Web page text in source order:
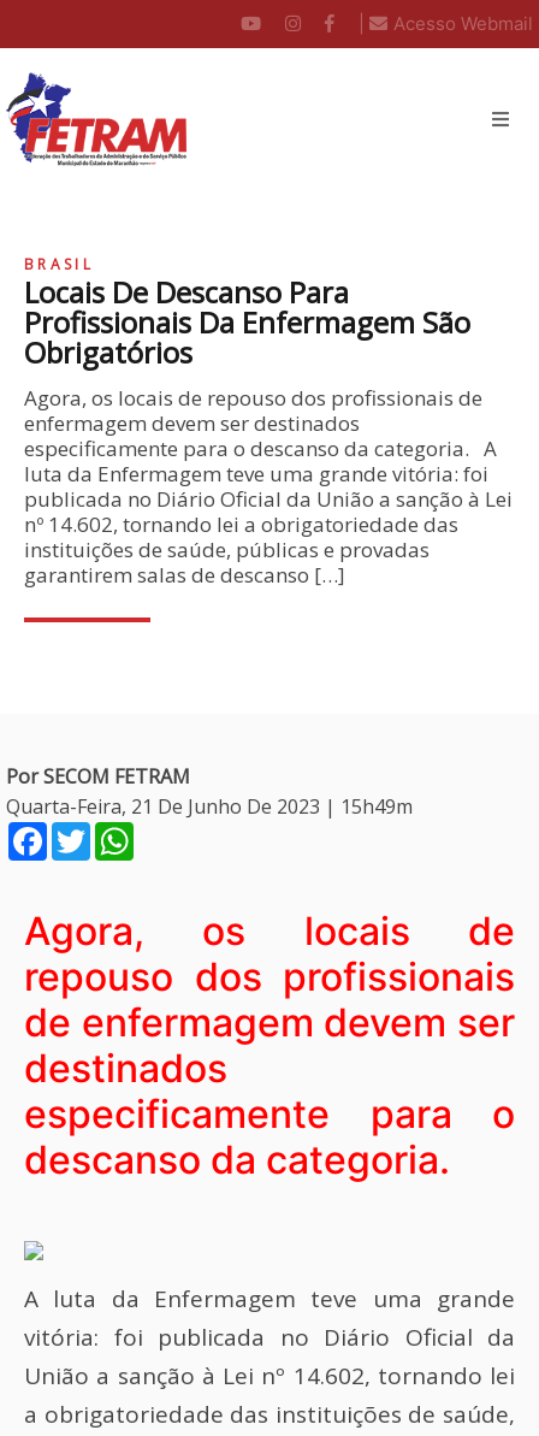
Acesso Webmail
BRASIL
Locais De Descanso Para
Profissionais Da Enfermagem São
Obrigatórios
Agora, os locais de repouso dos profissionais de
enfermagem devem ser destinados
especificamente para o descanso da categoria. A
luta da Enfermagem teve uma grande vitória: foi
publicada no Diário Oficial da União a sanção à Lei
nº 14.602, tornando lei a obrigatoriedade das
instituições de saúde, públicas e provadas
garantirem salas de descanso […]
Por SECOM FETRAM
Quarta-Feira, 21 De Junho De 2023 | 15h49m
Facebook
Twitter
Agora, os locais de
repouso dos profissionais
de enfermagem devem ser
destinados
especificamente para o
descanso da categoria.
A luta da Enfermagem teve uma grande
vitória: foi publicada no Diário Oficial da
União a sanção à Lei nº 14.602, tornando lei
a obrigatoriedade das instituições de saúde,